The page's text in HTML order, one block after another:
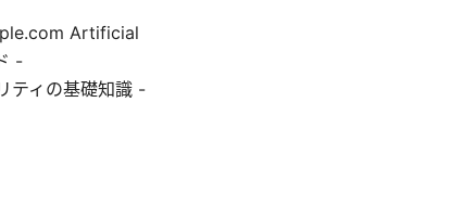
Artificial
-
ィの基礎知識 -